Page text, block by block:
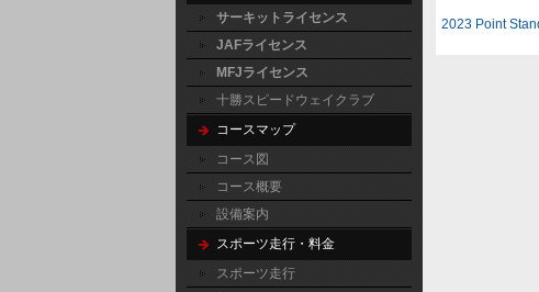
サーキットライセンス
JAFライセンス
MFJライセンス
十勝スピードウェイクラブ
コースマップ
コース図
コース概要
設備案内
スポーツ走行・料金
スポーツ走行
2023 Point